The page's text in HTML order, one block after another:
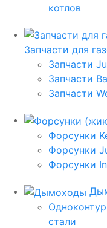
котлов
Запчасти для
Запчасти
Запчасти
Запчасти
Форсунки
Форсунки
Форсунки
стали